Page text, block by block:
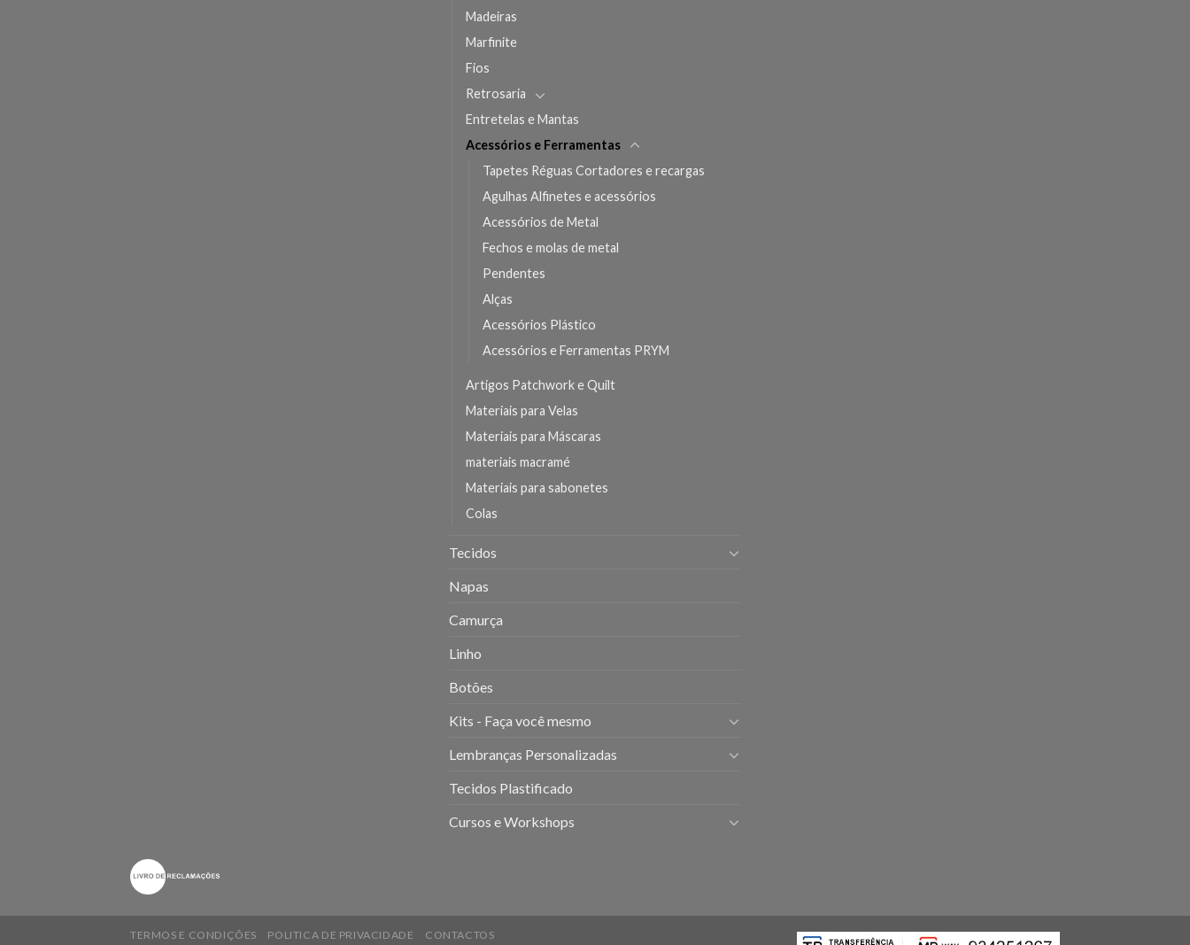
Madeiras
Marfinite
Fios
Retrosaria
Entretelas e Mantas
Acessórios e Ferramentas
Tapetes Réguas Cortadores e recargas
Agulhas Alfinetes e acessórios
Acessórios de Metal
Fechos e molas de metal
Pendentes
Alças
Acessórios Plástico
Acessórios e Ferramentas PRYM
Artigos Patchwork e Quilt
Materiais para Velas
Materiais para Máscaras
materiais macramé
Materiais para sabonetes
Colas
Tecidos
Napas
Camurça
Linho
Botões
Kits - Faça você mesmo
Lembranças Personalizadas
Tecidos Plastificado
Cursos e Workshops
TERMOS E CONDIÇÕES POLITICA DE PRIVACIDADE CONTACTOS